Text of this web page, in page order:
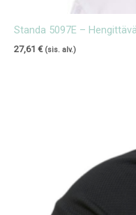
Standa 5097E –
27,61 € (sis. alv.)